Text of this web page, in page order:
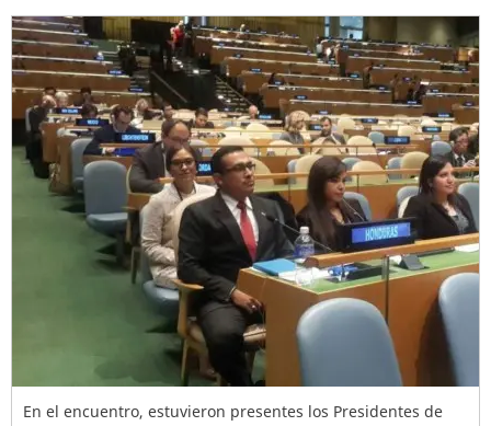
En el encuentro, estuvieron presentes los Presidentes de